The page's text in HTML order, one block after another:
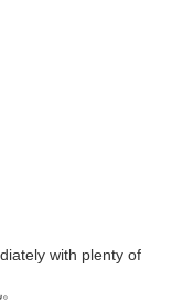
with plenty of